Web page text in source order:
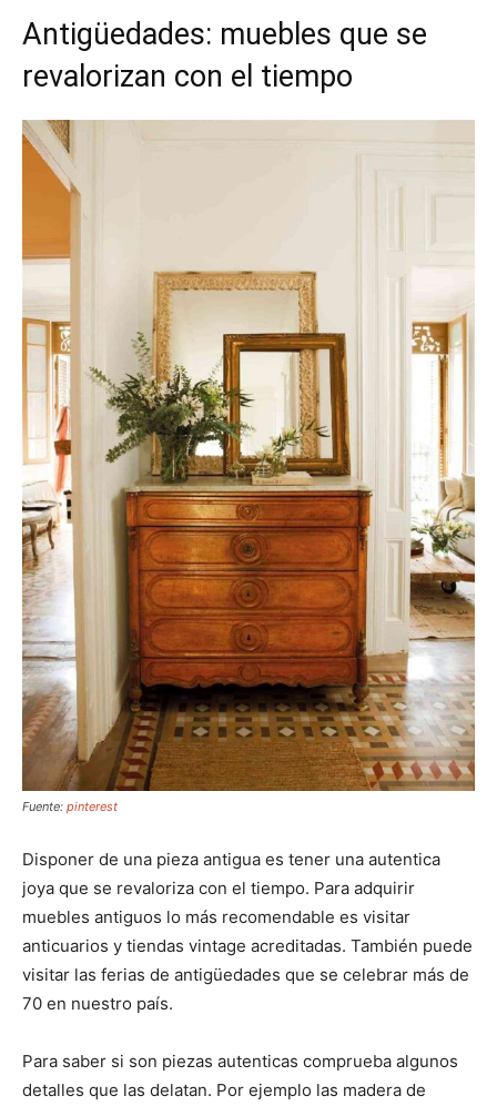
Antigüedades: muebles que se
revalorizan con el tiempo
Fuente: pinterest
Disponer de una pieza antigua es tener una autentica
joya que se revaloriza con el tiempo. Para adquirir
muebles antiguos lo más recomendable es visitar
anticuarios y tiendas vintage acreditadas. También puede
visitar las ferias de antigüedades que se celebrar más de
70 en nuestro país.
Para saber si son piezas autenticas comprueba algunos
detalles que las delatan. Por ejemplo las madera de